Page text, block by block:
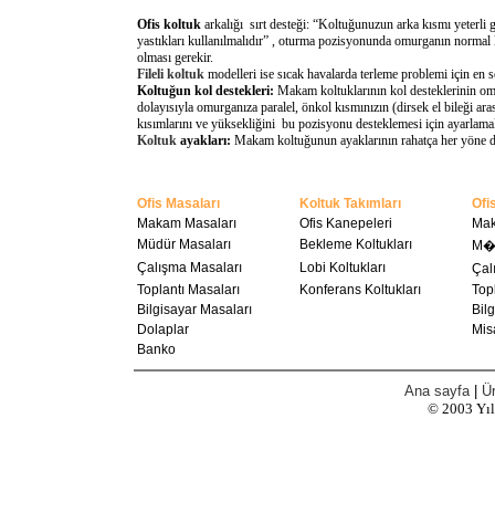
Ofis koltuk arkalığı sırt desteği: “Koltuğunuzun arka kısmı
yastıkları kullanılmalıdır” , oturma pozisyonunda omurganın
olması gerekir.
Fileli koltuk modelleri ise sıcak havalarda terleme problemi için
Koltuğun kol destekleri: Makam koltuklarının kol desteklerinin
dolayısıyla omurganıza paralel, önkol kısmınızın (dirsek el bileği
kısımlarını ve yüksekliğini bu pozisyonu desteklemesi için
Koltuk ayakları: Makam koltuğunun ayaklarının rahatça her
Ofis Masaları Koltuk Takımları
Makam Masaları
Ofis Kanepeleri
Müdür Masaları
Bekleme Koltukları
Çalışma Masaları
Lobi Koltukları
Toplantı Masaları
Konferans Koltukları
Bilgisayar Masaları
Dolaplar
Banko
Ana sayfa
© 2003